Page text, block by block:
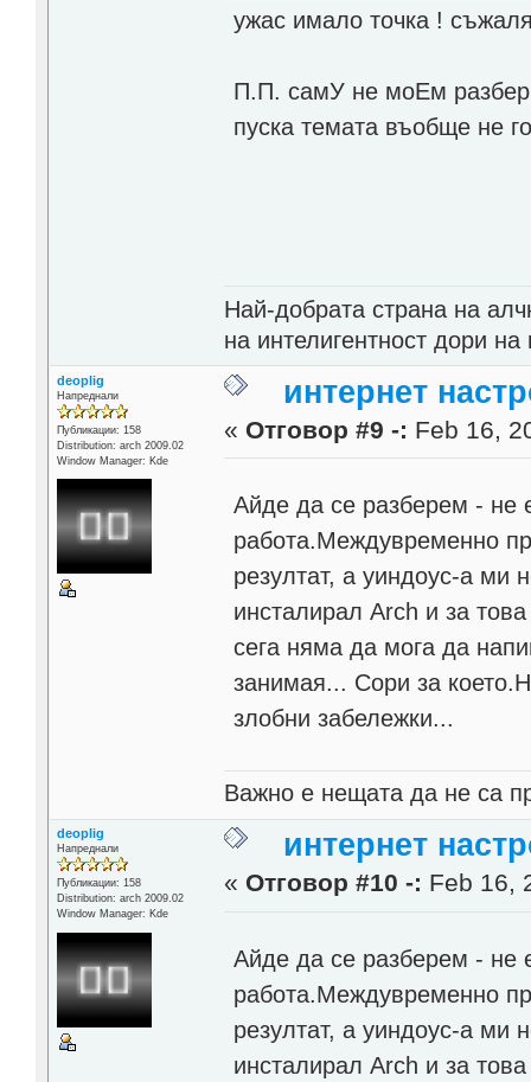
ужас имало точка !
П.П. самУ не моЕм
пуска темата въобще не
Най-добрата страна на
на интелигентност дори
deoplig
Напреднали
Публикации: 158
Distribution: arch 2009.02
Window Manager: Kde
интернет
« Отговор #9 -: Feb 16,
Айде да се разберем -
работа.Междувременно
резултат, а уиндоус-а ми
инсталирал Arch и за
сега няма да мога да
занимая... Сори за
злобни забележки...
Важно е нещата да не са
deoplig
Напреднали
Публикации: 158
Distribution: arch 2009.02
Window Manager: Kde
интернет
« Отговор #10 -: Feb 16,
Айде да се разберем - не
работа.Междувременно
резултат, а уиндоус-а ми
инсталирал Arch и за